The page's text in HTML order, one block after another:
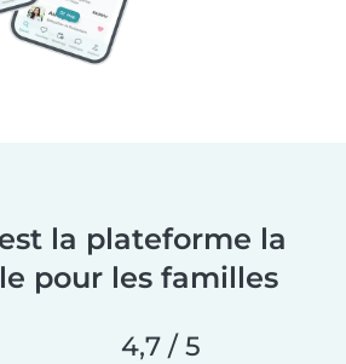
la plateforme la
pour les familles
4,7 / 5